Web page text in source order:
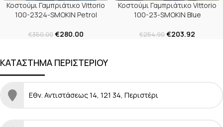
Κοστούμι Γαμπριάτικο Vittorio
100-2324-SMOKIN Petrol
€350.00 €280.00
Κοστούμι Γαμπριάτικο Vittorio
100-23-SMOKIN Blue
€254.90€203.92
ΚΑΤΑΣΤΗΜΑ ΠΕΡΙΣΤΕΡΙΟΥ
Εθν. Αντιστάσεως 14, 121 34, Περιστέρι